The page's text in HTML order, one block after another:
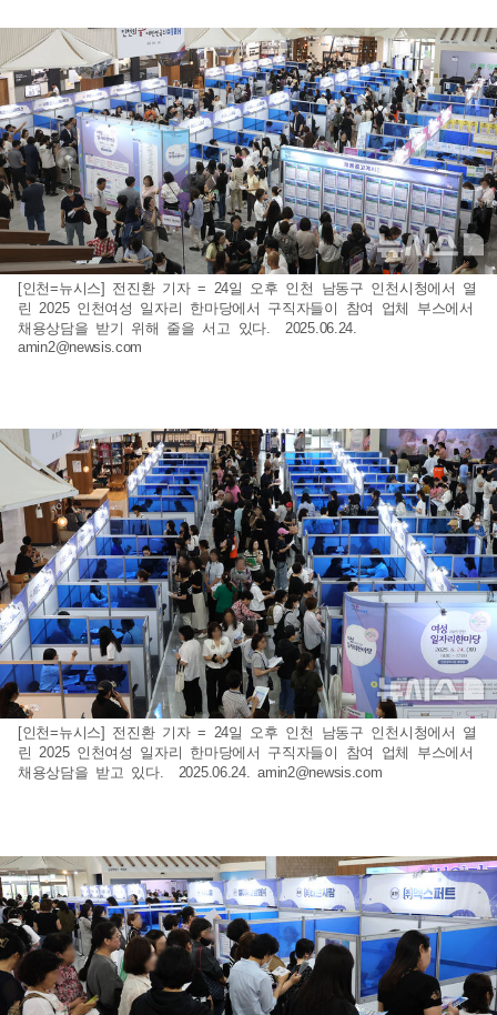
[인천=뉴시스] 전진환 기자 = 24일 오후 인천 남동구 인천시청에서 열
린 2025 인천여성 일자리 한마당에서 구직자들이 참여 업체 부스에서
채용상담을 받기 위해 줄을 서고 있다. 2025.06.24.
amin2@newsis.com
[인천=뉴시스] 전진환 기자 = 24일 오후 인천 남동구 인천시청에서 열
린 2025 인천여성 일자리 한마당에서 구직자들이 참여 업체 부스에서
채용상담을 받고 있다. 2025.06.24.amin2@newsis.com